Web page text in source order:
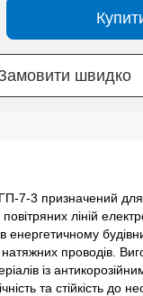
швидко
7-3 призначений для
ліній
енергетичному
проводів.
із
та стійкість до